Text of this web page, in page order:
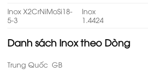
Inox X2CrNiMoSi18-
5-3
Inox
1.4424
Danh sách Inox theo Dòng
Trung Quốc GB